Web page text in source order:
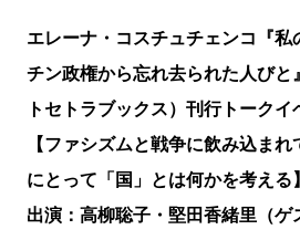
エレーナ・コスチュチェンコ『私
チン政権から忘れ去られた人びと』
トセトラブックス）刊行トークイ
【ファシズムと戦争に飲み込まれ
にとって「国」とは何かを考える】
出演：高柳聡子・堅田香緒里（ゲ